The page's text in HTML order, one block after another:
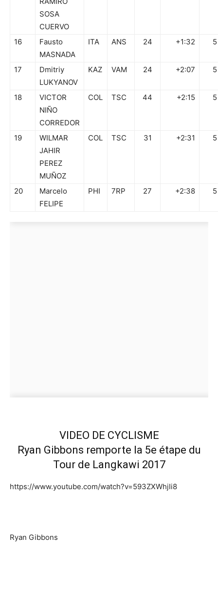
SOSA
CUERVO
16
Fausto
MASNADA
ITA ANS 24 +1:32 5
17
Dmitriy
LUKYANOV
KAZ VAM 24 +2:07 5
18
VICTOR
NIÑO
CORREDOR
COL TSC 44 +2:15 5
19
WILMAR
JAHIR
PEREZ
MUÑOZ
COL TSC 31 +2:31 5
20
Marcelo
FELIPE
PHI 7RP 27 +2:38 5
VIDEO DE CYCLISME
Ryan Gibbons remporte la 5e étape du
Tour de Langkawi 2017
https://www.youtube.com/watch?v=593ZXWhjIi8
Ryan Gibbons